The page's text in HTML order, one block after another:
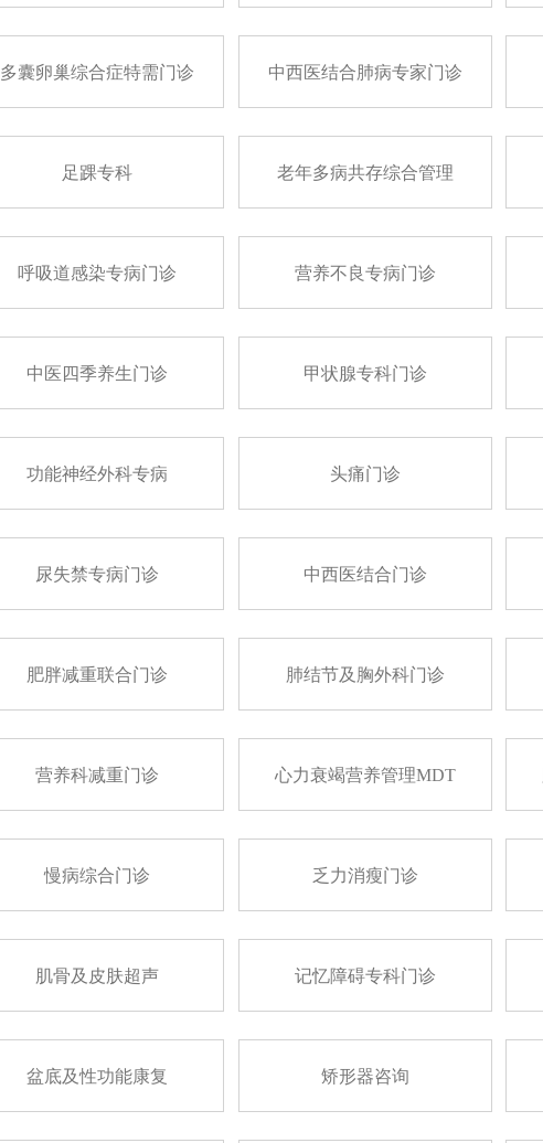
多囊卵巢综合症特需门诊 中西医结合肺病专家门诊
足踝专科 老年多病共存综合管理
呼吸道感染专病门诊 营养不良专病门诊
中医四季养生门诊 甲状腺专科门诊
功能神经外科专病 头痛门诊
尿失禁专病门诊 中西医结合门诊
肥胖减重联合门诊 肺结节及胸外科门诊
营养科减重门诊 心力衰竭营养管理MDT
慢病综合门诊 乏力消瘦门诊
肌骨及皮肤超声 记忆障碍专科门诊
盆底及性功能康复 矫形器咨询